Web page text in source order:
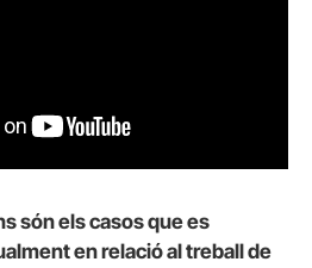
són els casos que es
en relació al treball de